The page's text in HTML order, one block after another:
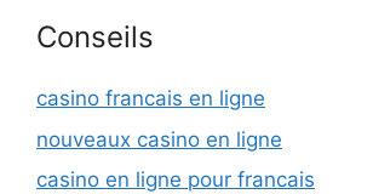
Conseils
casino francais en ligne
nouveaux casino en ligne
casino en ligne pour francais